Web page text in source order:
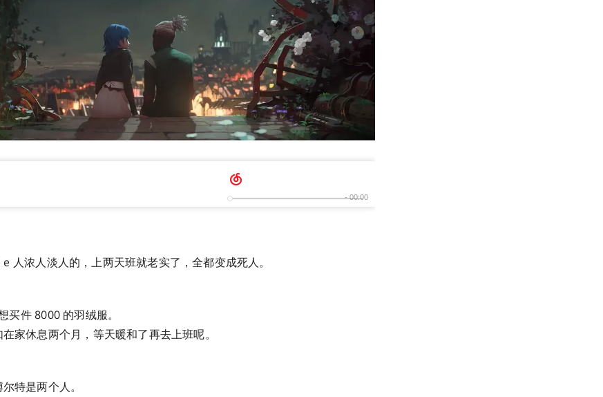
人浓人淡人的，上两天班就老实了，全都变成死人。
买件 8000 的羽绒服。
家休息两个月，等天暖和了再去上班呢。
特是两个人。